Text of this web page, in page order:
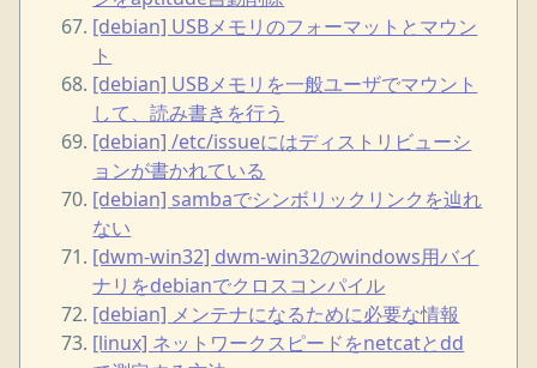
[debian] USBメモリのフォーマットとマウン
ト
[debian] USBメモリを一般ユーザでマウント
して、読み書きを行う
[debian] /etc/issueにはディストリビューシ
ョンが書かれている
[debian] sambaでシンボリックリンクを辿れ
ない
[dwm-win32] dwm-win32のwindows用バイ
ナリをdebianでクロスコンパイル
[debian] メンテナになるために必要な情報
[linux] ネットワークスピードをnetcatとdd